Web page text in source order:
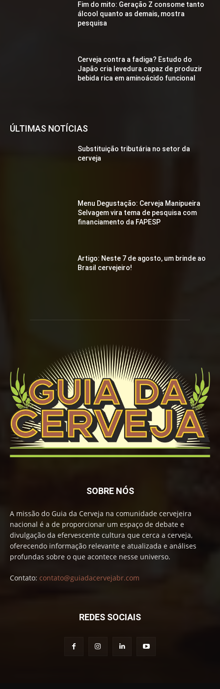
Fim do mito: Geração Z consome tanto
álcool quanto as demais, mostra
pesquisa
Cerveja contra a fadiga? Estudo do
Japão cria levedura capaz de produzir
bebida rica em aminoácido funcional
ÚLTIMAS NOTÍCIAS
Substituição tributária no setor da
cerveja
Menu Degustação: Cerveja Manipueira
Selvagem vira tema de pesquisa com
financiamento da FAPESP
Artigo: Neste 7 de agosto, um brinde ao
Brasil cervejeiro!
SOBRE NÓS
A missão do Guia da Cerveja na comunidade cervejeira
nacional é a de proporcionar um espaço de debate e
divulgação da efervescente cultura que cerca a cerveja,
oferecendo informação relevante e atualizada e análises
profundas sobre o que acontece nesse universo.
Contato: contato@guiadacervejabr.com
REDES SOCIAIS